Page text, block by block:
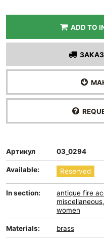
ADD TO
Артикул 03_0294
Available: Reserved
In section: antique fire
miscellaneous,
women
Materials: brass